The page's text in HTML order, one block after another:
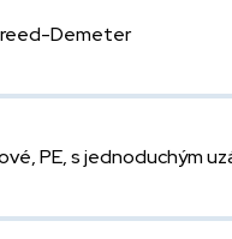
Demeter
PE, s jednoduchým